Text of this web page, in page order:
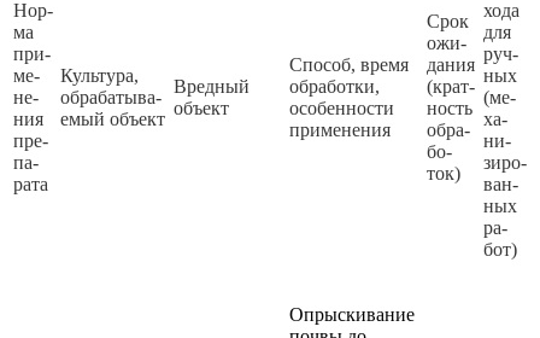
Нор­
ма
при­
ме­
не­
ния
пре­
па­
ра­та
Куль­ту­ра,
об­ра­ба­ты­ва­
емый объ­ект
Вред­ный
объ­ект
Спо­соб, вре­мя
об­ра­бот­ки,
осо­бен­нос­ти
при­ме­не­ния
Срок
ожи­
да­ния
(крат­
ность
об­ра­
бо­
ток)
хо­да
для
руч­
ных
(ме­
ха­
ни­
зи­ро­
ван­
ных
ра­
бот)
Опрыскивание